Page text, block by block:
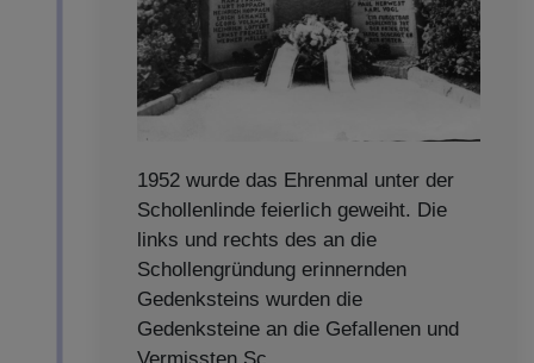
1952 wurde das Ehrenmal unter der
Schollenlinde feierlich geweiht. Die
links und rechts des an die
Schollengründung erinnernden
Gedenksteins wurden die
Gedenksteine an die Gefallenen und